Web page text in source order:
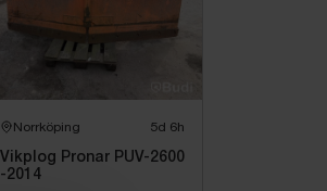
Norrköping 5d 6h
Vikplog Pronar PUV-2600
-2014